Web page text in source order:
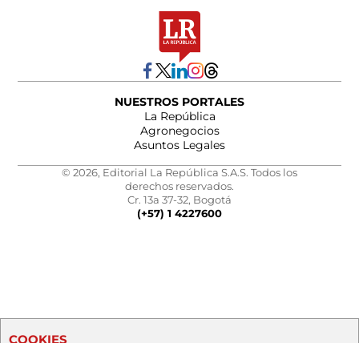
NUESTROS PORTALES
La República
Agronegocios
Asuntos Legales
© 2026, Editorial La República S.A.S. Todos los
derechos reservados.
Cr. 13a 37-32, Bogotá
(+57) 1 4227600
COOKIES